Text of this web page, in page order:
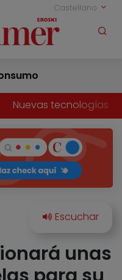
Castellano
Nuevas tecnologías
unas